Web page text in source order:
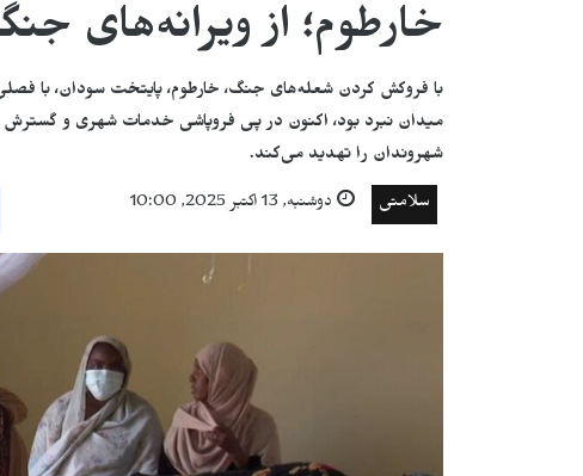
خارطوم؛ از ویرانه‌های
با فروکش کردن شعله‌های جنگ، خارطوم، پایتخت سودان، با
میدان نبرد بود، اکنون در پی فروپاشی خدمات شهری و گسترش
شهروندان را تهدید می‌کند.
سلامتی دوشنبه, 13 اكتبر 2025, 10:00